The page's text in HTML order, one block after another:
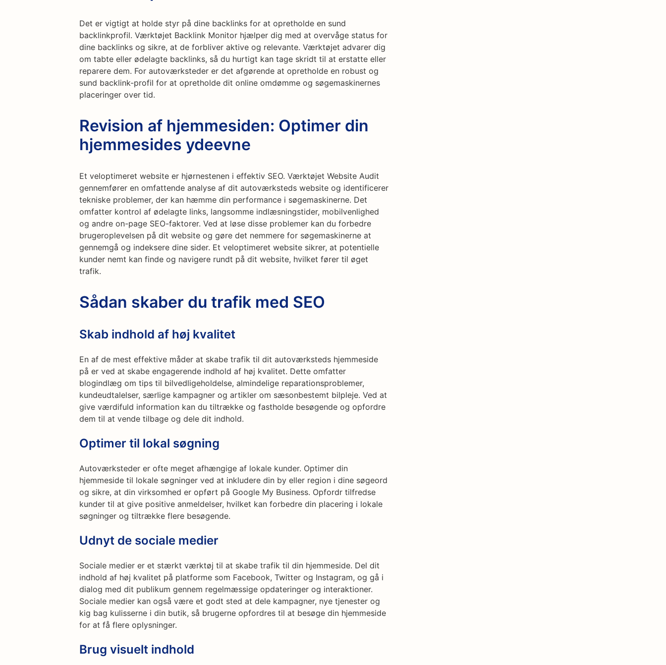
Det er vigtigt at holde styr på dine backlinks for at opretholde en sund
backlinkprofil. Værktøjet Backlink Monitor hjælper dig med at overvåge status for
dine backlinks og sikre, at de forbliver aktive og relevante. Værktøjet advarer dig
om tabte eller ødelagte backlinks, så du hurtigt kan tage skridt til at erstatte eller
reparere dem. For autoværksteder er det afgørende at opretholde en robust og
sund backlink-profil for at opretholde dit online omdømme og søgemaskinernes
placeringer over tid.
Revision af hjemmesiden: Optimer din
hjemmesides ydeevne
Et veloptimeret website er hjørnestenen i effektiv SEO. Værktøjet Website Audit
gennemfører en omfattende analyse af dit autoværksteds website og identificerer
tekniske problemer, der kan hæmme din performance i søgemaskinerne. Det
omfatter kontrol af ødelagte links, langsomme indlæsningstider, mobilvenlighed
og andre on-page SEO-faktorer. Ved at løse disse problemer kan du forbedre
brugeroplevelsen på dit website og gøre det nemmere for søgemaskinerne at
gennemgå og indeksere dine sider. Et veloptimeret website sikrer, at potentielle
kunder nemt kan finde og navigere rundt på dit website, hvilket fører til øget
trafik.
Sådan skaber du trafik med SEO
Skab indhold af høj kvalitet
En af de mest effektive måder at skabe trafik til dit autoværksteds hjemmeside
på er ved at skabe engagerende indhold af høj kvalitet. Dette omfatter
blogindlæg om tips til bilvedligeholdelse, almindelige reparationsproblemer,
kundeudtalelser, særlige kampagner og artikler om sæsonbestemt bilpleje. Ved at
give værdifuld information kan du tiltrække og fastholde besøgende og opfordre
dem til at vende tilbage og dele dit indhold.
Optimer til lokal søgning
Autoværksteder er ofte meget afhængige af lokale kunder. Optimer din
hjemmeside til lokale søgninger ved at inkludere din by eller region i dine søgeord
og sikre, at din virksomhed er opført på Google My Business. Opfordr tilfredse
kunder til at give positive anmeldelser, hvilket kan forbedre din placering i lokale
søgninger og tiltrække flere besøgende.
Udnyt de sociale medier
Sociale medier er et stærkt værktøj til at skabe trafik til din hjemmeside. Del dit
indhold af høj kvalitet på platforme som Facebook, Twitter og Instagram, og gå i
dialog med dit publikum gennem regelmæssige opdateringer og interaktioner.
Sociale medier kan også være et godt sted at dele kampagner, nye tjenester og
kig bag kulisserne i din butik, så brugerne opfordres til at besøge din hjemmeside
for at få flere oplysninger.
Brug visuelt indhold